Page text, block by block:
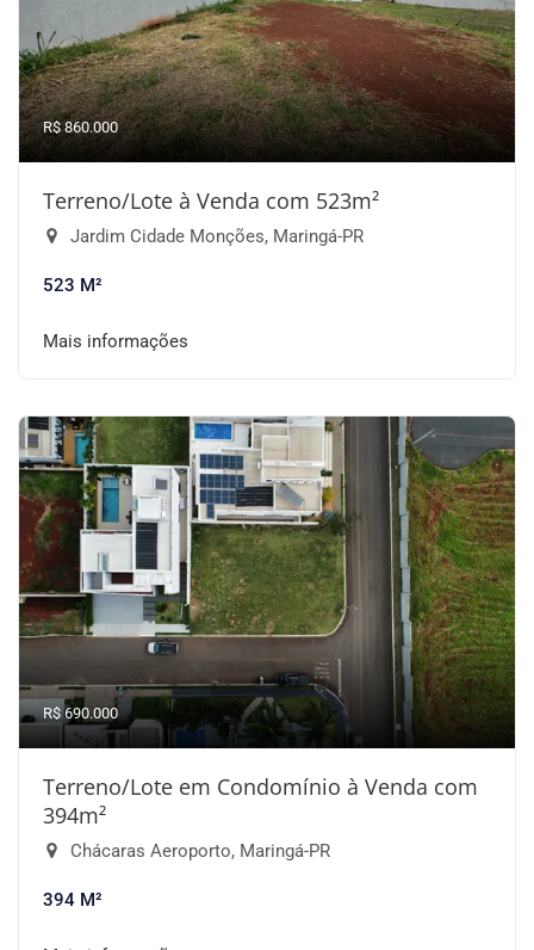
R$ 860.000
Terreno/Lote à Venda com 523m²
Jardim Cidade Monções, Maringá-PR
523 M²
Mais informações
R$ 690.000
Terreno/Lote em Condomínio à Venda com
394m²
Chácaras Aeroporto, Maringá-PR
394 M²